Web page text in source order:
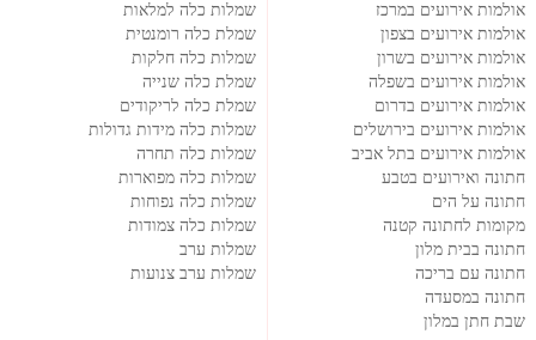
אולמות אירועים במרכז
אולמות אירועים בצפון
אולמות אירועים בשרון
אולמות אירועים בשפלה
אולמות אירועים בדרום
אולמות אירועים בירושלים
אולמות אירועים בתל אביב
חתונה ואירועים בטבע
חתונה על הים
מקומות לחתונה קטנה
חתונה בבית מלון
חתונה עם בריכה
חתונה במסעדה
שבת חתן במלון
שמלות כלה למלאות
שמלת כלה רומנטית
שמלות כלה חלקות
שמלת כלה שנייה
שמלת כלה לריקודים
שמלות כלה מידות גדולות
שמלות כלה תחרה
שמלות כלה מפוארות
שמלות כלה נפוחות
שמלות כלה צמודות
שמלות ערב
שמלות ערב צנועות